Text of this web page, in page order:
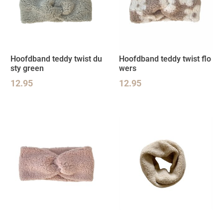
Hoofdband teddy twist du
sty green
12.95
Hoofdband teddy twist flo
wers
12.95